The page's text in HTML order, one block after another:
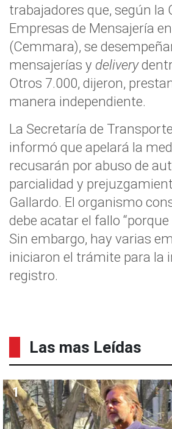
trabajadores que, según la
Empresas de Mensajería
(Cemmara), se
mensajerías y delivery
Otros 7.000, dijeron,
manera independiente.
La Secretaría de
informó que apelará la
recusarán por abuso de
parcialidad y
Gallardo. El organismo
debe acatar el fallo
Sin embargo, hay varias
iniciaron el trámite para la
registro.
Las mas Leídas